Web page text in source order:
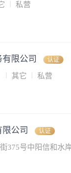
私营
限公司 认证
其它 私营
限公司 认证
375号中阳信和水